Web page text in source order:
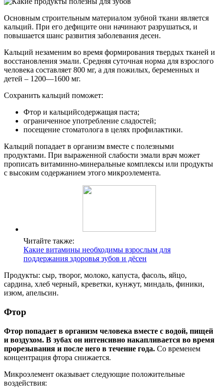
Основным строительным материалом зубной ткани является
кальций. При его дефиците они начинают разрушаться, и
повышается шанс развития заболевания десен.
Кальций незаменим во время формирования твердых тканей и
восстановления эмали. Средняя суточная норма для взрослого
человека составляет 800 мг, а для пожилых, беременных и
детей – 1200—1600 мг.
Сохранить кальций поможет:
Фтор и кальцийсодержащая паста;
ограниченное употребление сладостей;
посещение стоматолога в целях профилактики.
Кальций попадает в организм вместе с полезными
продуктами. При выраженной слабости эмали врач может
прописать витаминно-минеральные комплексы или продукты
с высоким содержанием этого микроэлемента.
Читайте также:
Какие витамины необходимы взрослым для
поддержания здоровья зубов и дёсен
Продукты: сыр, творог, молоко, капуста, фасоль, яйцо,
сардина, хлеб черный, креветки, кунжут, миндаль, финики,
изюм, апельсин.
Фтор
Фтор попадает в организм человека вместе с водой, пищей
и воздухом. В зубах он интенсивно накапливается во время
прорезывания и после него в течение года. Со временем
концентрация фтора снижается.
Микроэлемент оказывает следующие положительные
воздействия: